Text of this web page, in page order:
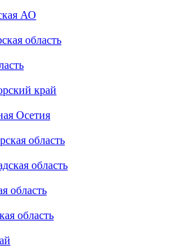
АО
область
край
Осетия
область
область
область
область